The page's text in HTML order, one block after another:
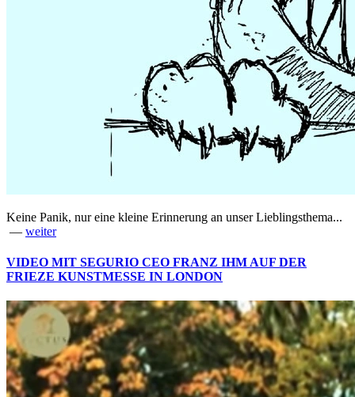
Keine Panik, nur eine kleine Erinnerung an unser Lieblingsthema...
— weiter
VIDEO MIT SEGURIO CEO FRANZ IHM AUF DER
FRIEZE KUNSTMESSE IN LONDON